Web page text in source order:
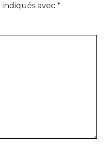
avec *